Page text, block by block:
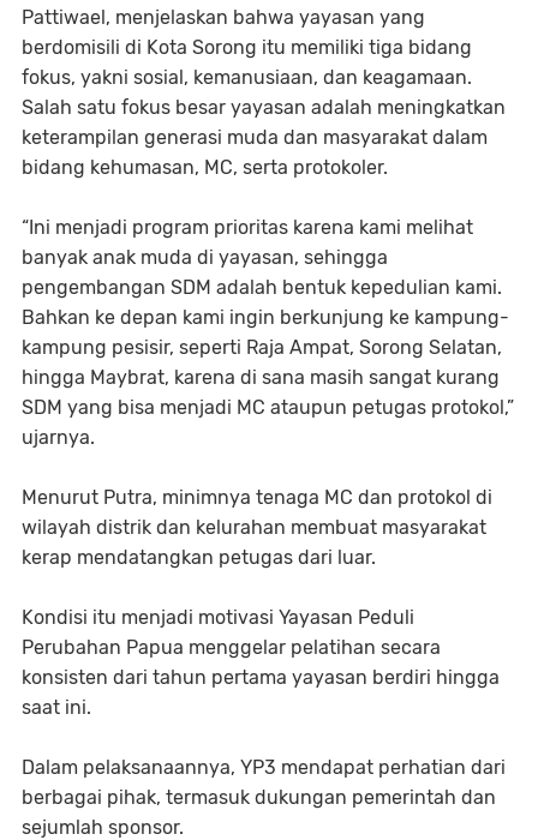
Pattiwael, menjelaskan bahwa yayasan yang
berdomisili di Kota Sorong itu memiliki tiga bidang
fokus, yakni sosial, kemanusiaan, dan keagamaan.
Salah satu fokus besar yayasan adalah meningkatkan
keterampilan generasi muda dan masyarakat dalam
bidang kehumasan, MC, serta protokoler.
“Ini menjadi program prioritas karena kami melihat
banyak anak muda di yayasan, sehingga
pengembangan SDM adalah bentuk kepedulian kami.
Bahkan ke depan kami ingin berkunjung ke kampung-
kampung pesisir, seperti Raja Ampat, Sorong Selatan,
hingga Maybrat, karena di sana masih sangat kurang
SDM yang bisa menjadi MC ataupun petugas protokol,”
ujarnya.
Menurut Putra, minimnya tenaga MC dan protokol di
wilayah distrik dan kelurahan membuat masyarakat
kerap mendatangkan petugas dari luar.
Kondisi itu menjadi motivasi Yayasan Peduli
Perubahan Papua menggelar pelatihan secara
konsisten dari tahun pertama yayasan berdiri hingga
saat ini.
Dalam pelaksanaannya, YP3 mendapat perhatian dari
berbagai pihak, termasuk dukungan pemerintah dan
sejumlah sponsor.